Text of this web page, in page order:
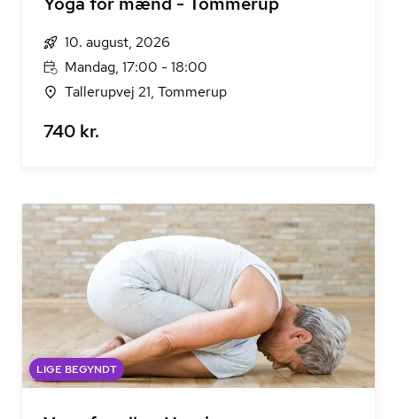
10. august, 2026
Mandag, 17:00 - 18:00
Tallerupvej 21, Tommerup
740 kr.
LIGE BEGYNDT